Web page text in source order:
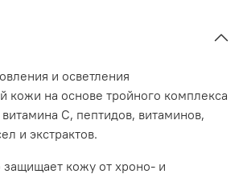
и осветления
кожи на основе тройного комплекса
С, пептидов, витаминов,
и экстрактов.
кожу от хроно- и